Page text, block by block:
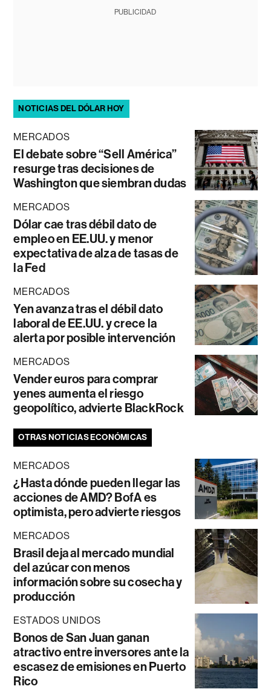
PUBLICIDAD
NOTICIAS DEL DÓLAR HOY
MERCADOS
El debate sobre “Sell América”
resurge tras decisiones de
Washington que siembran dudas
MERCADOS
Dólar cae tras débil dato de
empleo en EE.UU. y menor
expectativa de alza de tasas de
la Fed
MERCADOS
Yen avanza tras el débil dato
laboral de EE.UU. y crece la
alerta por posible intervención
MERCADOS
Vender euros para comprar
yenes aumenta el riesgo
geopolítico, advierte BlackRock
OTRAS NOTICIAS ECONÓMICAS
MERCADOS
¿Hasta dónde pueden llegar las
acciones de AMD? BofA es
optimista, pero advierte riesgos
MERCADOS
Brasil deja al mercado mundial
del azúcar con menos
información sobre su cosecha y
producción
ESTADOS UNIDOS
Bonos de San Juan ganan
atractivo entre inversores ante la
escasez de emisiones en Puerto
Rico